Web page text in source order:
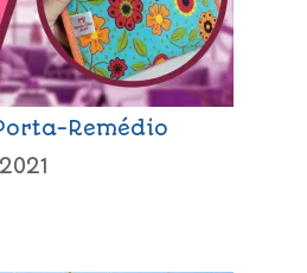
Remédio